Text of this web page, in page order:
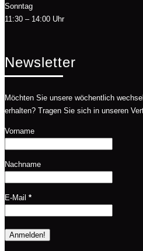
Sonntag
11:30 – 14:00 Uhr
Newsletter
Möchten Sie unsere wöchentlich
erhalten? Tragen Sie sich in unseren
Vorname
Nachname
E-Mail *